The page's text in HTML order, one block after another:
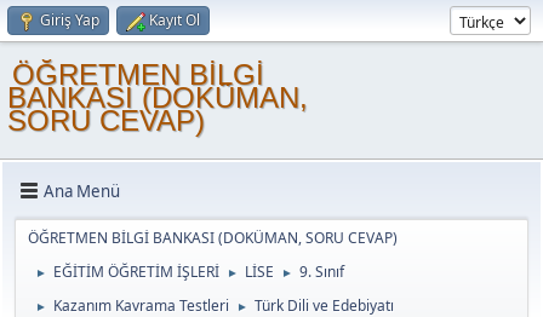
Giriş Yap Kayıt Ol
ÖĞRETMEN BİLGİ
BANKASI (DOKÜMAN,
SORU CEVAP)
Ana Menü
ÖĞRETMEN BİLGİ BANKASI (DOKÜMAN, SORU CEVAP)
► EĞİTİM ÖĞRETİM İŞLERİ ► LİSE ► 9. Sınıf
► Kazanım Kavrama Testleri ► Türk Dili ve Edebiyatı